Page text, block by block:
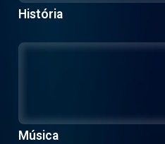
História
Música